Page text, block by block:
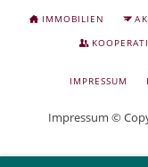
NAVIGATION
IMMOBILIEN
NAVIGATION
IMPRESSUM
Impressum ©